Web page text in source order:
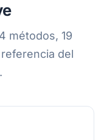
métodos, 19
del